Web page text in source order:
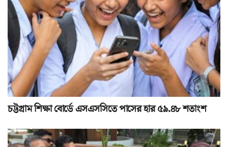
চট্টগ্রাম শিক্ষা বোর্ডে এসএসসিতে পাসের হার ৫৯.৪৮ শতাংশ